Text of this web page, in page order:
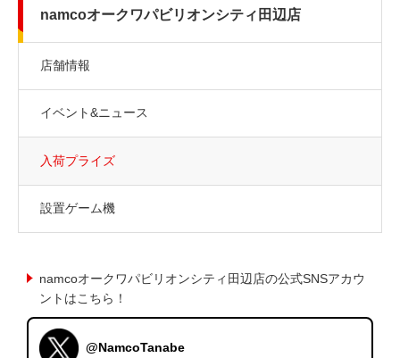
namcoオークワパビリオンシティ田辺店
店舗情報
イベント&ニュース
入荷プライズ
設置ゲーム機
namcoオークワパビリオンシティ田辺店の公式SNSアカウ
ントはこちら！
@NamcoTanabe